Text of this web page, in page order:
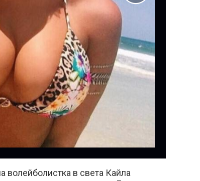
волейболистка в света Кайла